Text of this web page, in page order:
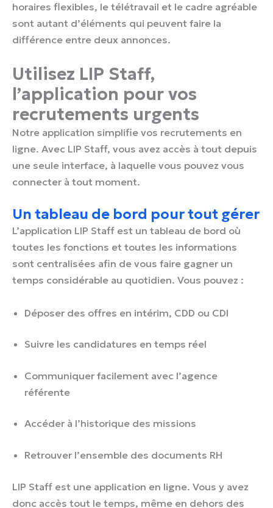
horaires flexibles, le télétravail et le cadre agréable
sont autant d’éléments qui peuvent faire la
différence entre deux annonces.
Utilisez LIP Staff,
l’application pour vos
recrutements urgents
Notre application simplifie vos recrutements en
ligne. Avec LIP Staff, vous avez accès à tout depuis
une seule interface, à laquelle vous pouvez vous
connecter à tout moment.
Un tableau de bord pour tout gérer
L’application LIP Staff est un tableau de bord où
toutes les fonctions et toutes les informations
sont centralisées afin de vous faire gagner un
temps considérable au quotidien. Vous pouvez :
Déposer des offres en intérim, CDD ou CDI
Suivre les candidatures en temps réel
Communiquer facilement avec l’agence
référente
Accéder à l’historique des missions
Retrouver l’ensemble des documents RH
LIP Staff est une application en ligne. Vous y avez
donc accès tout le temps, même en dehors des